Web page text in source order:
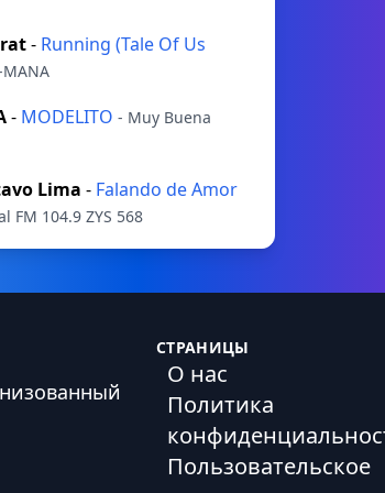
- Running (Tale Of Us
- MODELITO - Muy Buena
Lima - Falando de Amor
FM 104.9 ZYS 568
СТРАНИЦЫ
О нас
Политика
Пользовательское